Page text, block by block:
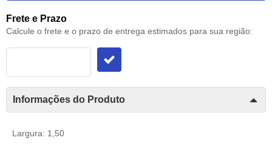
Frete e Prazo
Calcule o frete e o prazo de entrega estimados para sua região:
Informações do Produto
Largura: 1,50